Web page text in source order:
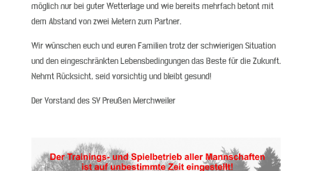
möglich nur bei guter Wetterlage und wie bereits mehrfach betont mit
dem Abstand von zwei Metern zum Partner.
Wir wünschen euch und euren Familien trotz der schwierigen Situation
und den eingeschränkten Lebensbedingungen das Beste für die Zukunft.
Nehmt Rücksicht, seid vorsichtig und bleibt gesund!
Der Vorstand des SV Preußen Merchweiler